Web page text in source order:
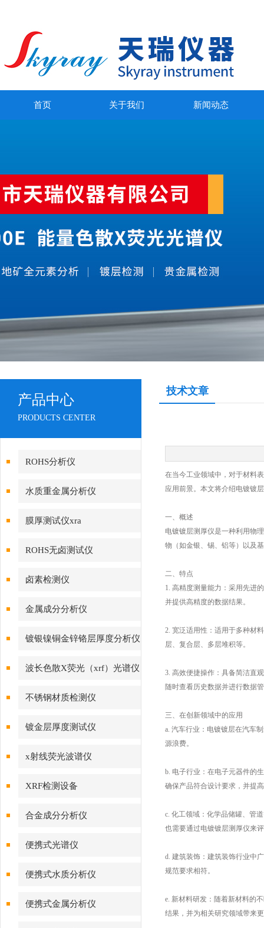
首页 关于我们 新闻动态
产品中心
PRODUCTS CENTER
ROHS分析仪
水质重金属分析仪
膜厚测试仪xra
ROHS无卤测试仪
卤素检测仪
金属成分分析仪
镀银镍铜金锌铬层厚度分析仪
波长色散X荧光（xrf）光谱仪
不锈钢材质检测仪
镀金层厚度测试仪
x射线荧光波谱仪
XRF检测设备
合金成分分析仪
便携式光谱仪
便携式水质分析仪
便携式金属分析仪
技术文章
在当今工业领域中，对于材料
应用前景。本文将介绍电镀镀
一、概述
电镀镀层测厚仪是一种利用物
物（如金银、锡、铝等）以及
二、特点
1. 高精度测量能力：采用先进
并提供高精度的数据结果。
2. 宽泛适用性：适用于多种材
层、复合层、多层堆积等。
3. 高效便捷操作：具备简洁直
随时查看历史数据并进行数据
三、在创新领域中的应用
a. 汽车行业：电镀镀层在汽车
源浪费。
b. 电子行业：在电子元器件的
确保产品符合设计要求，并提
c. 化工领域：化学品储罐、管
也需要通过电镀镀层测厚仪来
d. 建筑装饰：建筑装饰行业中
规范要求相符。
e. 新材料研发：随着新材料的
结果，并为相关研究领域带来